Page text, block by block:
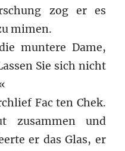
zog er es
mimen.
muntere Dame,
Sie sich nicht
Fac ten Chek.
zusammen und
er das Glas, er